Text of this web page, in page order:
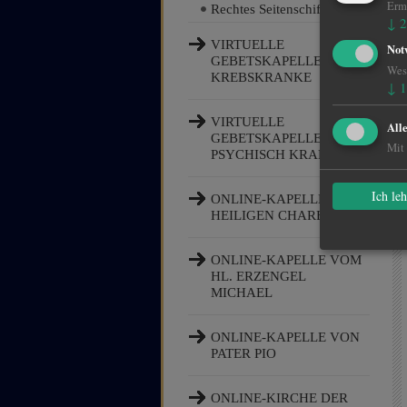
Rechtes Seitenschiff
VIRTUELLE
GEBETSKAPELLE FÜR
KREBSKRANKE
VIRTUELLE
GEBETSKAPELLE FÜR
PSYCHISCH KRANKE
ONLINE-KAPELLE DES
HEILIGEN CHARBEL
ONLINE-KAPELLE VOM
HL. ERZENGEL
MICHAEL
ONLINE-KAPELLE VON
PATER PIO
ONLINE-KIRCHE DER
↓ 2
↓ 1
Mit
Ich